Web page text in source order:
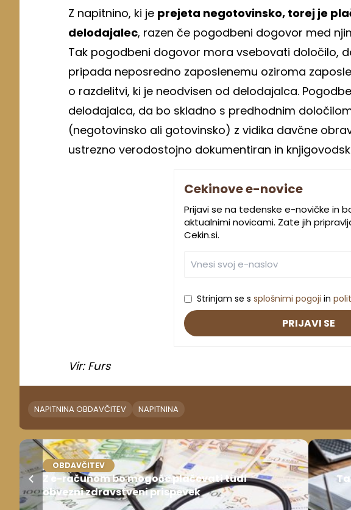
Z napitnino, ki je prejeta negotovinsko, torej je
delodajalec, razen če pogodbeni dogovor med
Tak pogodbeni dogovor mora vsebovati določilo,
pripada neposredno zaposlenemu oziroma
o razdelitvi, ki je neodvisen od delodajalca.
delodajalca, da bo skladno s predhodnim
(negotovinsko ali gotovinsko) z vidika davčne
ustrezno verodostojno dokumentiran in
Cekinove e-novice
Prijavi se na tedenske e-novičke in
aktualnimi novicami. Zate jih
Cekin.si.
Strinjam se s splošnimi pogoji in
PRIJAVI SE
Vir: Furs
NAPITNINA OBDAVČITEV NAPITNINA
OBDAVČITEV
Z e-računom bo mogoče plačevati tudi
obvezni zdravstveni prispevek